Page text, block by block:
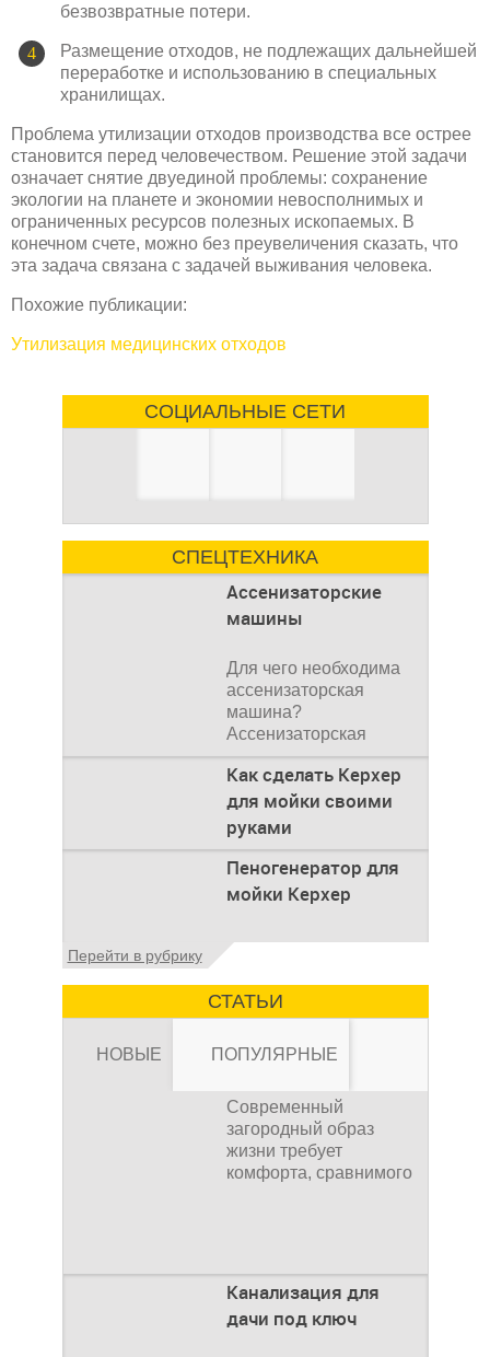
безвозвратные потери.
Размещение отходов, не подлежащих дальнейшей
переработке и использованию в специальных
хранилищах.
Проблема утилизации отходов производства все острее
становится перед человечеством. Решение этой задачи
означает снятие двуединой проблемы: сохранение
экологии на планете и экономии невосполнимых и
ограниченных ресурсов полезных ископаемых. В
конечном счете, можно без преувеличения сказать, что
эта задача связана с задачей выживания человека.
Похожие публикации:
Утилизация медицинских отходов
СОЦИАЛЬНЫЕ СЕТИ
СПЕЦТЕХНИКА
Ассенизаторские
машины
Для чего необходима
ассенизаторская
машина?
Ассенизаторская
машина используется
для того, чтобы
Как сделать Керхер
для мойки своими
руками
Общие сведения о
мойках высокого
давления Мойка
это моечное
Пеногенератор для
мойки Керхер
Общие сведения
мойки керхер – это
устройство высокого
Перейти в рубрику
СТАТЬИ
НОВЫЕ ПОПУЛЯРНЫЕ
Современный
загородный образ
жизни требует
комфорта, сравнимого
Канализация для
дачи под ключ